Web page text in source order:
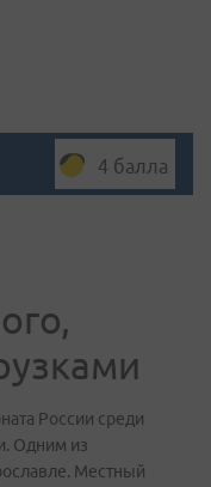
4 балла
России среди
Одним из
Местный